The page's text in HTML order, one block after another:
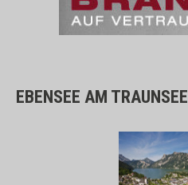
EBENSEE AM TRAUNSEE